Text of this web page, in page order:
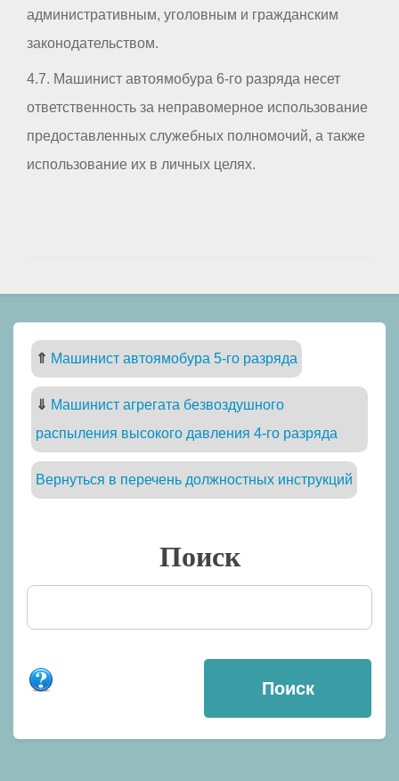
административным, уголовным и гражданским
законодательством.
4.7. Машинист автоямобура 6-го разряда несет
ответственность за неправомерное использование
предоставленных служебных полномочий, а также
использование их в личных целях.
⇑ Машинист автоямобура 5-го разряда
⇓ Машинист агрегата безвоздушного
распыления высокого давления 4-го разряда
Вернуться в перечень должностных инструкций
Поиск